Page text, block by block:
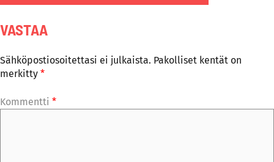
VASTAA
Sähköpostiosoitettasi ei julkaista. Pakolliset kentät on
merkitty *
Kommentti *